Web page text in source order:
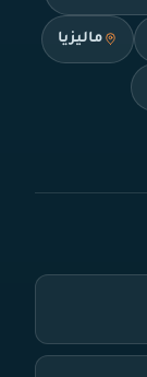
ماليزيا